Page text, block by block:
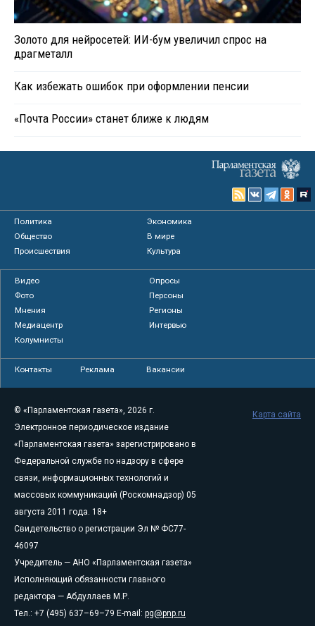
Золото для нейросетей: ИИ-бум увеличил спрос на
драгметалл
Как избежать ошибок при оформлении пенсии
«Почта России» станет ближе к людям
Политика
Экономика
Общество
В мире
Происшествия
Культура
Видео
Опросы
Фото
Персоны
Мнения
Регионы
Медиацентр
Интервью
Колумнисты
Контакты Реклама Вакансии
© «Парламентская газета», 2026 г.
Электронное периодическое издание
«Парламентская газета» зарегистрировано в
Федеральной службе по надзору в сфере
связи, информационных технологий и
массовых коммуникаций (Роскомнадзор) 05
августа 2011 года. 18+
Свидетельство о регистрации Эл № ФС77-
46097
Учредитель — АНО «Парламентская газета»
Исполняющий обязанности главного
редактора — Абдуллаев М.Р.
Тел.: +7 (495) 637–69–79 E-mail: pg@pnp.ru
Карта сайта